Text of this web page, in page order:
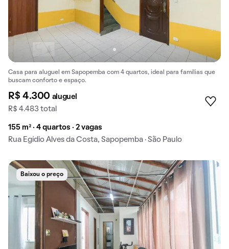
Casa para aluguel em Sapopemba com 4 quartos, ideal para famílias que
buscam conforto e espaço.
R$ 4.300 aluguel
R$ 4.483 total
155 m² · 4 quartos · 2 vagas
Rua Egídio Alves da Costa, Sapopemba · São Paulo
Baixou o preço